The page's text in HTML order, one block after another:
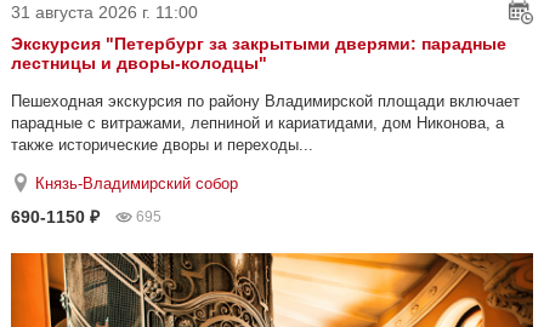
31 августа 2026 г. 11:00
Экскурсия "Петербург за закрытыми дверями: парадные
лестницы и дворы-колодцы"
Пешеходная экскурсия по району Владимирской площади включает
парадные с витражами, лепниной и кариатидами, дом Никонова, а
также исторические дворы и переходы...
Князь-Владимирский собор
690-1150 ₽ 695